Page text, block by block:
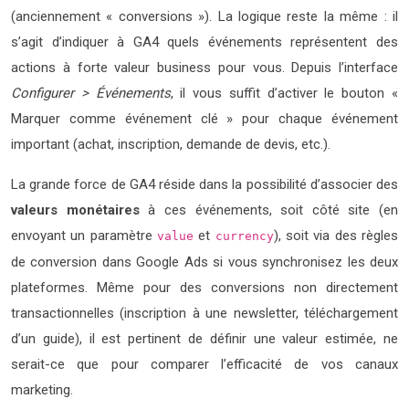
(anciennement « conversions »). La logique reste la même : il
s’agit d’indiquer à GA4 quels événements représentent des
actions à forte valeur business pour vous. Depuis l’interface
Configurer > Événements, il vous suffit d’activer le bouton «
Marquer comme événement clé » pour chaque événement
important (achat, inscription, demande de devis, etc.).
La grande force de GA4 réside dans la possibilité d’associer des
valeurs monétairesà ces événements, soit côté site (en
envoyant un paramètre value et currency), soit via des règles
de conversion dans Google Ads si vous synchronisez les deux
plateformes. Même pour des conversions non directement
transactionnelles (inscription à une newsletter, téléchargement
d’un guide), il est pertinent de définir une valeur estimée, ne
serait-ce que pour comparer l’efficacité de vos canaux
marketing.